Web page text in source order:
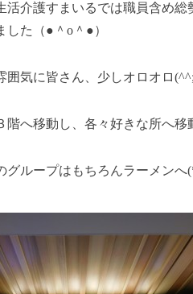
活介護すまいるでは職員含め
した（●＾o＾●）
囲気に皆さん、少しオロオロ
階へ移動し、各々好きな所へ移
グループはもちろんラーメン